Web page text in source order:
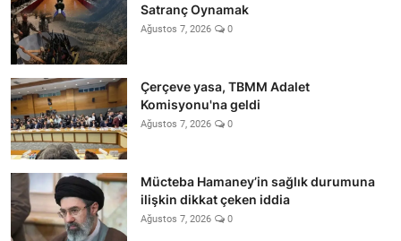
Satranç Oynamak
Ağustos 7, 2026 0
Çerçeve yasa, TBMM Adalet
Komisyonu'na geldi
Ağustos 7, 2026 0
Mücteba Hamaney’in sağlık durumuna
ilişkin dikkat çeken iddia
Ağustos 7, 2026 0